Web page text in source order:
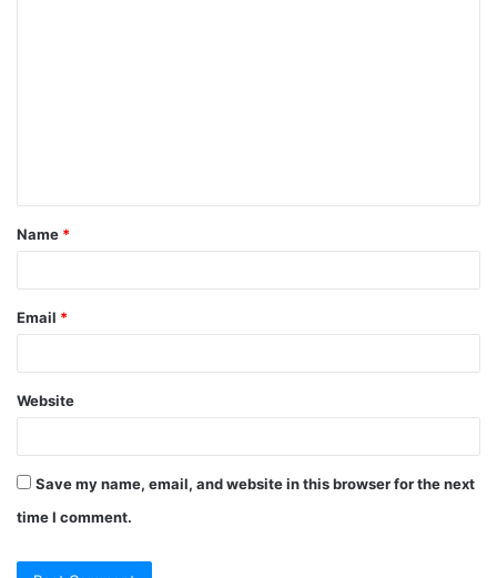
t
*
Name *
Email *
Website
Save my name, email, and website in this browser for the next
time I comment.